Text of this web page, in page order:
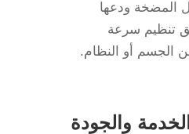
المضخة ودعها
تنظيم سرعة
الخدمة والجودة